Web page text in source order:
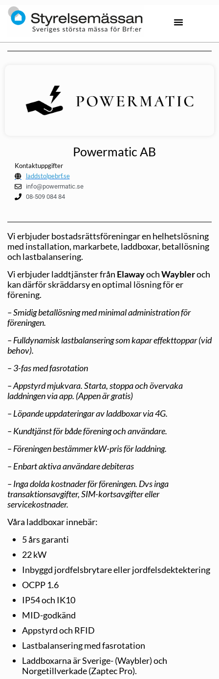
Powermatic AB
Kontaktuppgifter
laddstolpebrf.se
info@powermatic.se
08-509 084 84
Vi erbjuder bostadsrättsföreningar en helhetslösning
med installation, markarbete, laddboxar, betallösning
och lastbalansering.
Vi erbjuder laddtjänster från ElawayochWaybleroch
kan därför skräddarsy en optimal lösning för er
förening.
– Smidig betallösning med minimal administration för
föreningen.
– Fulldynamisk lastbalansering som kapar effekttoppar (vid
behov).
– 3-fas med fasrotation
– Appstyrd mjukvara. Starta, stoppa och övervaka
laddningen via app. (Appen är gratis)
– Löpande uppdateringar av laddboxar via 4G.
– Kundtjänst för både förening och användare.
– Föreningen bestämmer kW-pris för laddning.
– Enbart aktiva användare debiteras
– Inga dolda kostnader för föreningen. Dvs inga
transaktionsavgifter, SIM-kortsavgifter eller
servicekostnader.
Våra laddboxar innebär:
5 års garanti
22 kW
Inbyggd jordfelsbrytare eller jordfelsdektektering
OCPP 1.6
IP54 och IK10
MID-godkänd
Appstyrd och RFID
Lastbalansering med fasrotation
Laddboxarna är Sverige- (Waybler) och
Norgetillverkade (Zaptec Pro).